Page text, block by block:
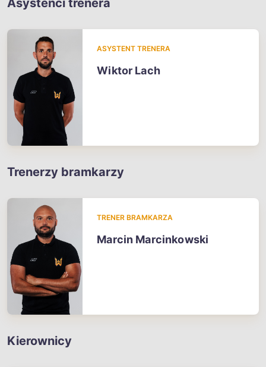
Asystenci trenera
ASYSTENT TRENERA
Wiktor Lach
Trenerzy bramkarzy
TRENER BRAMKARZA
Marcin Marcinkowski
Kierownicy